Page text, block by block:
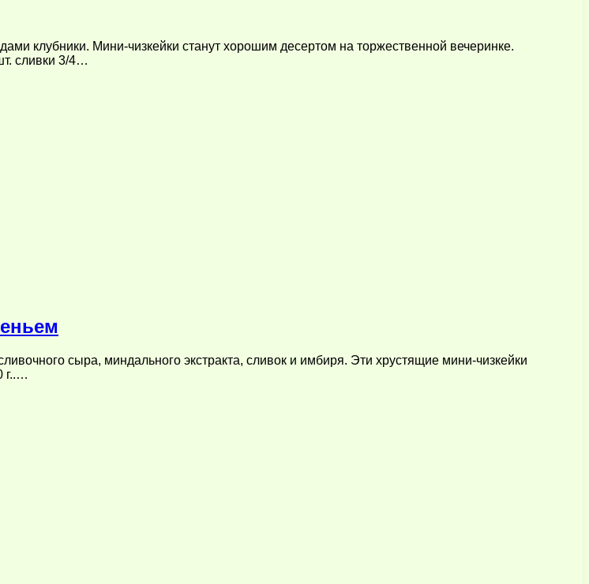
клубники. Мини-чизкейки станут хорошим десертом на торжественной вечеринке.
сливки 3/4…
сыра, миндального экстракта, сливок и имбиря. Эти хрустящие мини-чизкейки
г..…